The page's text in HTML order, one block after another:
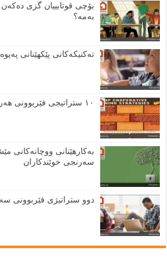
بۆچی قوتابییان گزی
بەمە؟
تەکنیکەکانی پێکهێنانی
١٠ ستراتیجی فێربوونی هەرەوەزی
بەکارهێنانی ووچانەکانی
سەرنجی خوێندکاران
دوو ستراتیژی فێربوونی